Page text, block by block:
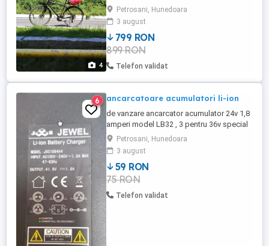
4
folosita mai mult de 500 km + kilometraj
wifi + 2 cauciucuri cu camera cadou este
foarte usoara frine pe disc hidraulice
Petrosani, Hunedoara
3 august
799 RON
899 RON
Telefon validat
6 ancarcatoare acumulatori li-ion
de vanzare ancarcator acumulator 24v 1,8
amperi model LB32 , 3 pentru 36v special
pentru li-ion la 59-130 lei-cu mufe cu 3 pini
!
Petrosani, Hunedoara
3 august
59 RON
75 RON
Telefon validat